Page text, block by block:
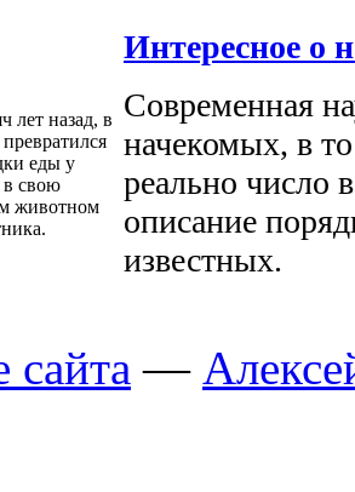
лет назад, в
еды у
в свою
животном
Интересное о
Современная
начекомых, в
реально число
описание
известных.
сайта —